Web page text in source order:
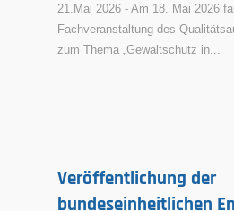
21.Mai 2026 - Am 18. Mai 2026
Fachveranstaltung des
zum Thema „Gewaltschutz in...
Veröffentlichung der
bundeseinheitlichen